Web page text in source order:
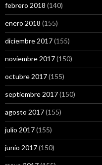
febrero 2018 (140)
enero 2018 (155)
diciembre 2017(155)
noviembre 2017(150)
octubre 2017(155)
septiembre 2017(150)
agosto 2017(155)
julio 2017(155)
junio 2017(150)